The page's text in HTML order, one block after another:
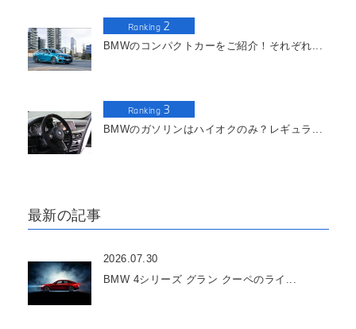
Ranking 2
BMWのコンパクトカーをご紹介！それぞれ...
Ranking 3
BMWのガソリンはハイオクのみ？レギュラ...
最新の記事
2026.07.30
BMW 4シリーズ グラン クーペのライ...